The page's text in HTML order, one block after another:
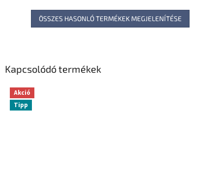
Kapcsolódó termékek
Akció
Tipp
ÖSSZES HASONLÓ TERMÉKEK MEGJELENÍTÉSE